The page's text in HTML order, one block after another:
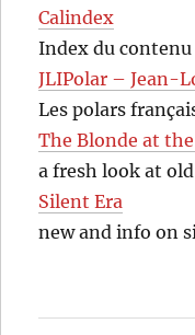
Calindex
Index du contenu
JLIPolar – Jean-
Les polars
The Blonde at
a fresh look at
Silent Era
new and info on